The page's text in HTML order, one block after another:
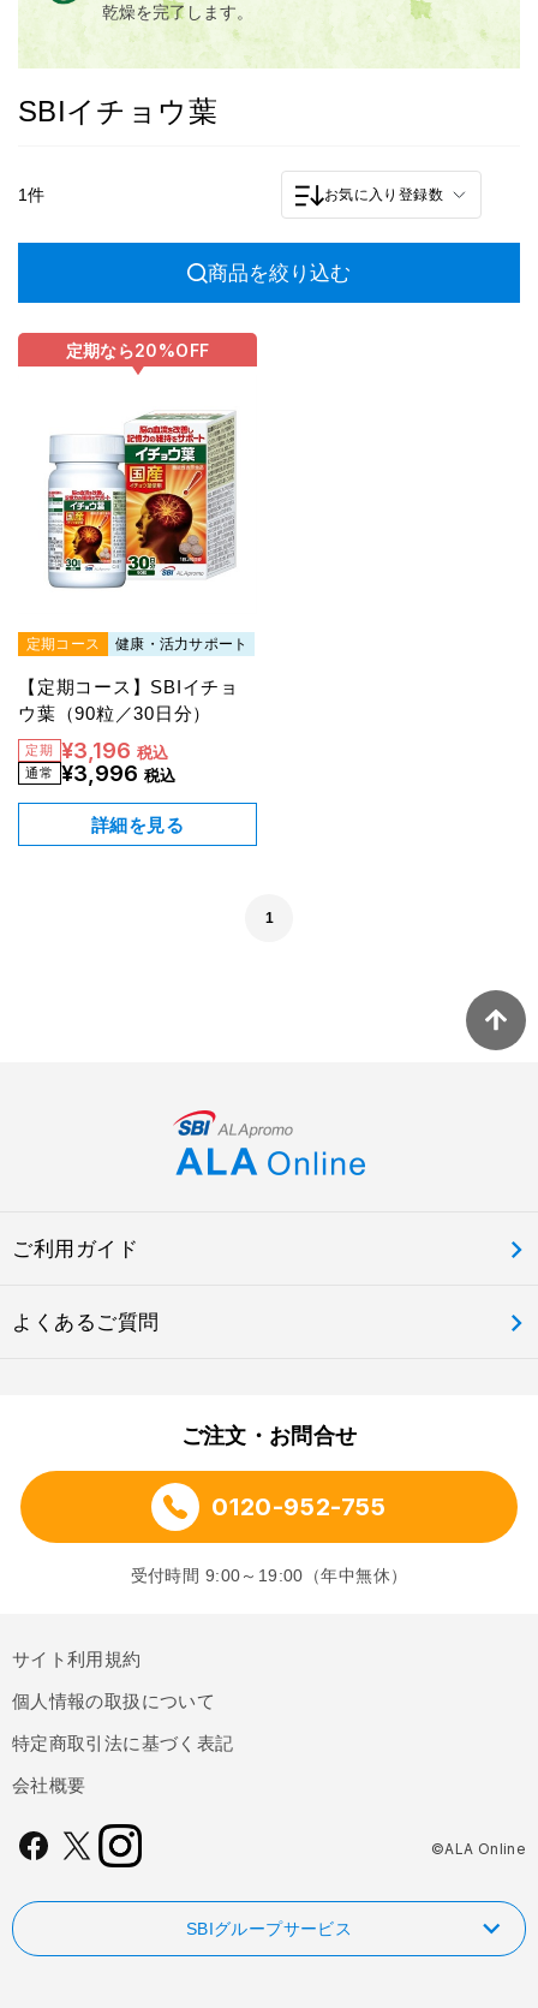
乾燥を完了します。
SBIイチョウ葉
1件 お気に入り登録数
商品を絞り込む
定期なら20%OFF
定期コース 健康・活力サポート
【定期コース】SBIイチョ
ウ葉（90粒／30日分）
¥3,196 税込
¥3,996 税込
詳細を見る
1
ご利用ガイド
よくあるご質問
ご注文・お問合せ
0120-952-755
受付時間 9:00～19:00（年中無休）
サイト利用規約
個人情報の取扱について
特定商取引法に基づく表記
会社概要
©ALA Online
SBIグループサービス